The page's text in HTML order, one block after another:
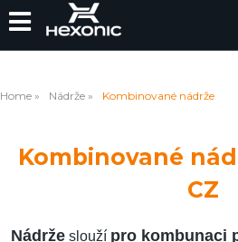
Home Nádrže Kombinované nádrže
Kombinované
CZ
Nádrže slouží pro kombunaci